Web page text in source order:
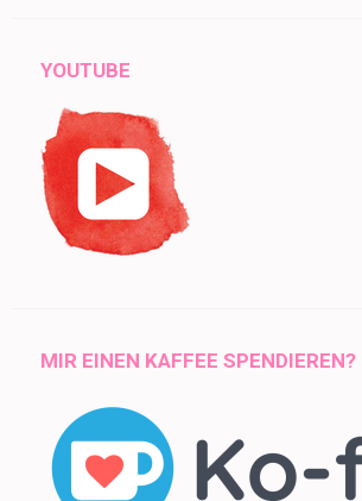
YOUTUBE
MIR EINEN KAFFEE SPENDIEREN?